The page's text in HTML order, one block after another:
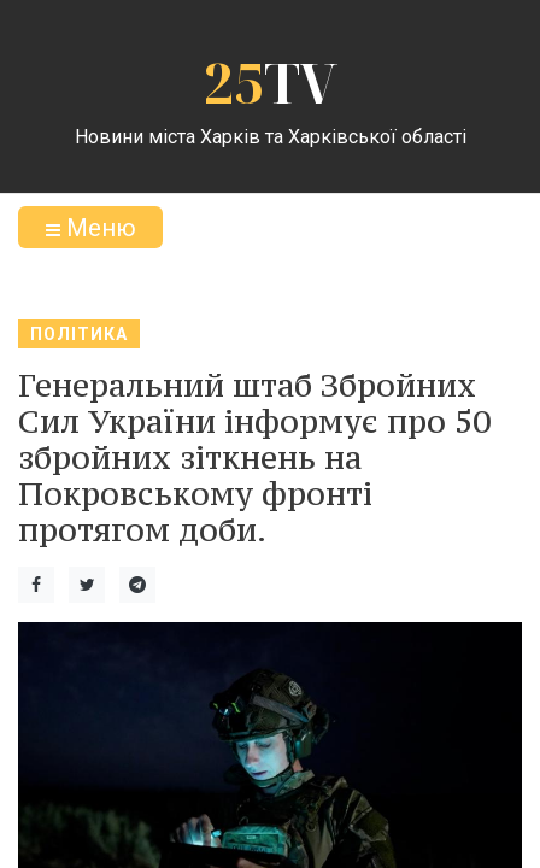
25TV
Новини міста Харків та Харківської області
Меню
ПОЛІТИКА
Генеральний штаб Збройних
Сил України інформує про 50
збройних зіткнень на
Покровському фронті
протягом доби.